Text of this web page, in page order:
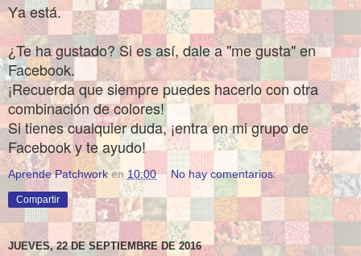
Ya está.
¿Te ha gustado? Si es así, dale a "me gusta" en
Facebook.
¡Recuerda que siempre puedes hacerlo con otra
combinación de colores!
Si tienes cualquier duda, ¡entra en mi grupo de
Facebook y te ayudo!
Aprende Patchwork en 10:00 No hay comentarios:
Compartir
JUEVES, 22 DE SEPTIEMBRE DE 2016